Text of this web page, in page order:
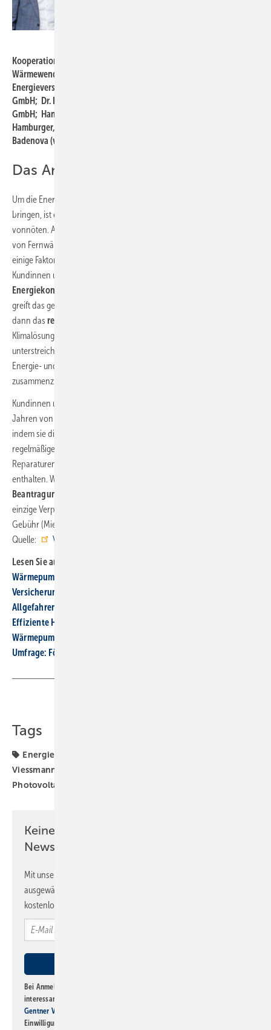
Kooperation für eine bezahlbare und zukunftssichere Energie- und
Wärmewende: Norbert Neuhaus, Leiter Vertrieb Deutschland für
Energieversorger und Energiedienstleister, Viessmann Deutschland
GmbH; Dr. Frank Voßloh, Geschäftsführer Viessmann Deutschland
GmbH; Hans-Martin Hellebrand, Vorstand Badenova; Hans-Jürgen
Hamburger, Leiter Systemlösungen Wärme und Erzeugung,
Badenova (v.l.n.r.).
Das Angebot zusammengefasst
Um die Energiewende in die eigenen vier Wände der Menschen zu
bringen, ist eine genaue Analyse der individuellen Wohnsituation
vonnöten. Alter und Art der Heizung, perspektivische Verfügbarkeit
von Fernwärme und energetischer Zustand des Hauses sind nur
einige Faktoren, die hierfür betrachtet werden. Gemeinsam mit den
Kundinnen und Kunden wird ein schlüssiges und
Energiekonzept
greift das gemeinsame Angebot. Badenova beauftragt und steuert
dann das regionale Handwerk
Klimalösungen von Viessmann zum Einsatz kommen. Damit
unterstreichen beide Partner den Ansatz, bei der Gestaltung der
Energie- und Wärmewende eng mit dem regionalen Handwerk
zusammenzuarbeiten.
Kundinnen und Kunden profitieren über einen Zeitraum von bis zu 15
Jahren von umfassendem Service und uneingeschränkter Garantie,
indem sie die
regelmäßige Wartungen, die Bereitstellung von Ersatzteilen,
Reparaturen sowie eine rund um die Uhr erreichbare Notfallhotline
enthalten. Wenn die Anlage förderberechtigt ist, wird die
Beantragung der entsprechenden Fördermittel
einzige Verpflichtung besteht darin, eine vorhersehbare monatliche
Gebühr (Miete) zu entrichten. ■
Quelle:
Viessmann
Lesen Sie auch:
Wärmepumpen: gute Ideen für Transport, Finanzierung und
Versicherung
Allgefahrenversicherung: Viessmann Wärmepumpen Protect
Effiziente Heiztechnik für Einfamilienhaus Bauj. 1970
Wärmepumpenvertrieb: Mainova und Viessmann kooperieren
Umfrage: Förderung von Wärme­pum­pen wird unterschätzt
Tags
Energiewende
Viessmann
Photovoltaik-Speicher-Kombination
Keine Zeit? Kein Problem mit dem SBZ
Newsletter!
Mit unserem Newsletter erhalten Sie regelmäßig von uns
ausgewählte Informationen und Neuigkeiten, gebündelt und
kostenlos direkt ins Postfach.
Bei Anmeldung zu diesem Newsletter bin ich damit einverstanden, über
interessante Verlags- und Online-Angebote
Gentner Verlag GmbH & Co. KG
Einwilligung kann ich jederzeit widerrufen und eine Abmeldung ist